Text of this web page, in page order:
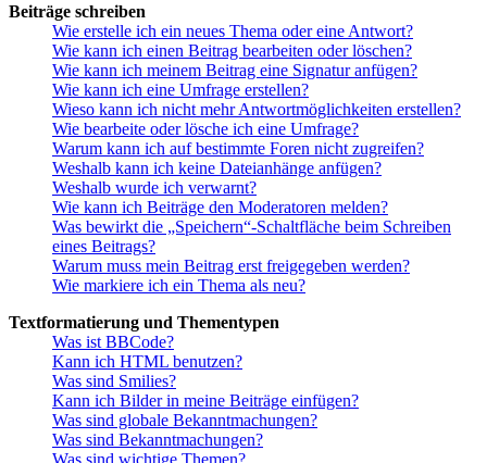
Beiträge schreiben
Wie erstelle ich ein neues Thema oder eine Antwort?
Wie kann ich einen Beitrag bearbeiten oder löschen?
Wie kann ich meinem Beitrag eine Signatur anfügen?
Wie kann ich eine Umfrage erstellen?
Wieso kann ich nicht mehr Antwortmöglichkeiten erstellen?
Wie bearbeite oder lösche ich eine Umfrage?
Warum kann ich auf bestimmte Foren nicht zugreifen?
Weshalb kann ich keine Dateianhänge anfügen?
Weshalb wurde ich verwarnt?
Wie kann ich Beiträge den Moderatoren melden?
Was bewirkt die „Speichern“-Schaltfläche beim Schreiben
eines Beitrags?
Warum muss mein Beitrag erst freigegeben werden?
Wie markiere ich ein Thema als neu?
Textformatierung und Thementypen
Was ist BBCode?
Kann ich HTML benutzen?
Was sind Smilies?
Kann ich Bilder in meine Beiträge einfügen?
Was sind globale Bekanntmachungen?
Was sind Bekanntmachungen?
Was sind wichtige Themen?